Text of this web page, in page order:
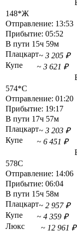
148*Ж
Отправление: 13:53
Прибытие: 05:52
В пути 15ч 59м
Плацкарт~ 3 205 ₽
Купе
~ 3 621 ₽
574*С
Отправление: 01:20
Прибытие: 19:17
В пути 17ч 57м
Плацкарт~ 3 203 ₽
Купе
~ 6 451 ₽
578С
Отправление: 14:06
Прибытие: 06:04
В пути 15ч 58м
Плацкарт~ 2 957 ₽
Купе
~ 4 359 ₽
Люкс
~ 12 961 ₽